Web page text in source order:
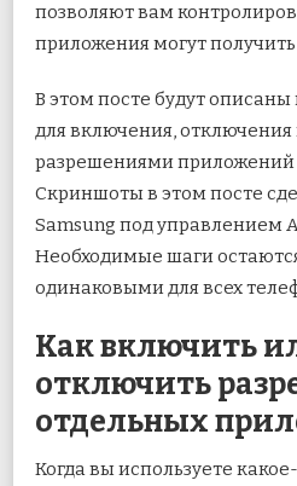
позволяют вам
приложения могут получить
В этом посте будут
для включения,
разрешениями приложений
Скриншоты в этом посте
Samsung под управлением
Необходимые шаги
одинаковыми для всех
Как включить
отключить
отдельных
Когда вы используете